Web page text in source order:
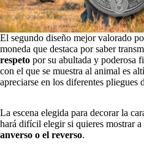
El segundo diseño mejor valorado
moneda que destaca por saber
respeto por su abultada y poderosa
con el que se muestra al animal es
apreciarse en los diferentes pliegues
La escena elegida para decorar la
hará difícil elegir si quieres mostrar a
anverso o el reverso.